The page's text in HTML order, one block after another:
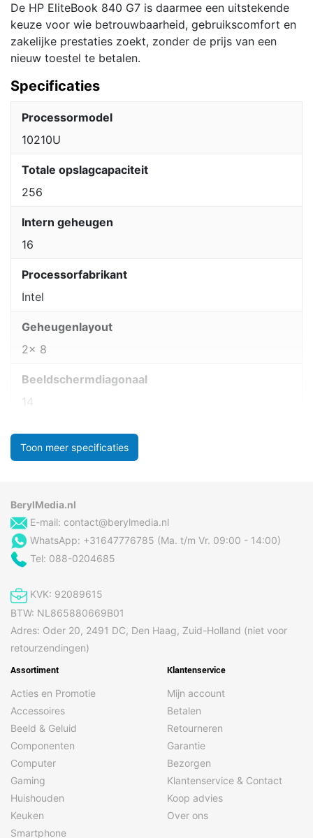
De HP EliteBook 840 G7 is daarmee een uitstekende
keuze voor wie betrouwbaarheid, gebruikscomfort en
zakelijke prestaties zoekt, zonder de prijs van een
nieuw toestel te betalen.
Specificaties
Processormodel
10210U
Totale opslagcapaciteit
256
Intern geheugen
16
Processorfabrikant
Intel
Geheugenlayout
2x 8
Beeldschermdiagonaal
14
Toon meer specificaties
BerylMedia.nl
E-mail: contact@berylmedia.nl
WhatsApp: +31647776785 (Ma. t/m Vr. 09:00 - 14:00)
Tel: 088-0204685
KVK: 92089615
BTW: NL865880669B01
Adres: Oder 20, 2491 DC, Den Haag, Zuid-Holland (niet voor
retourzendingen)
Assortiment
Acties en Promotie
Accessoires
Beeld & Geluid
Componenten
Computer
Gaming
Huishouden
Keuken
Smartphone
Klantenservice
Mijn account
Betalen
Retourneren
Garantie
Bezorgen
Klantenservice & Contact
Koop advies
Over ons